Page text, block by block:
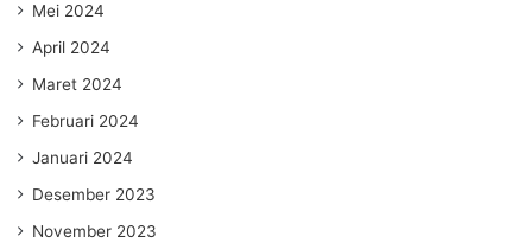
Mei 2024
April 2024
Maret 2024
Februari 2024
Januari 2024
Desember 2023
November 2023